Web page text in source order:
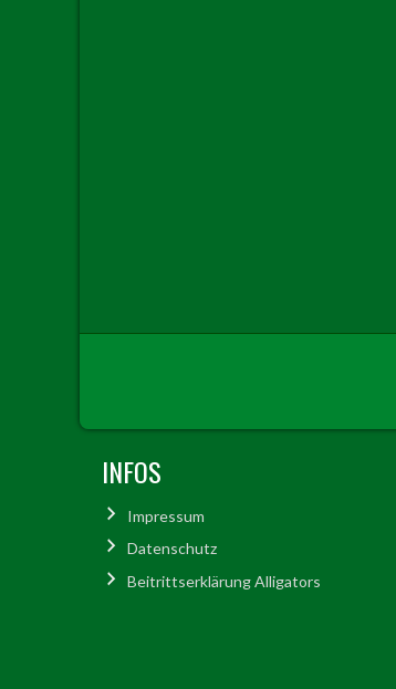
INFOS
Impressum
Datenschutz
Beitrittserklärung Alligators